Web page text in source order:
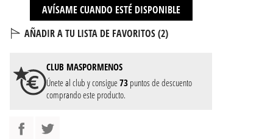
AVÍSAME CUANDO ESTÉ DISPONIBLE
AÑADIR A TU LISTA DE FAVORITOS (2)
CLUB MASPORMENOS
Únete al club y consigue73 puntos de descuento
comprando este producto.